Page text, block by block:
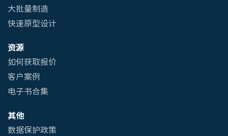
大批量制造
快速原型设计
资源
如何获取报价
客户案例
电子书合集
其他
数据保护政策